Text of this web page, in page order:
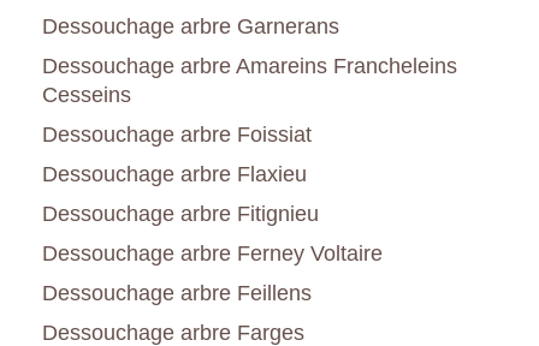
Dessouchage arbre Garnerans
Dessouchage arbre Amareins Francheleins
Cesseins
Dessouchage arbre Foissiat
Dessouchage arbre Flaxieu
Dessouchage arbre Fitignieu
Dessouchage arbre Ferney Voltaire
Dessouchage arbre Feillens
Dessouchage arbre Farges